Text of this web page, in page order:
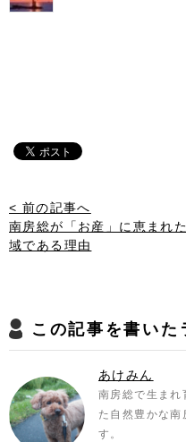
< 前の記事へ
南房総が「お産」に恵まれ
域である理由
この記事を書いた
あけみん
南房総で生まれ
た自然豊かな
す。